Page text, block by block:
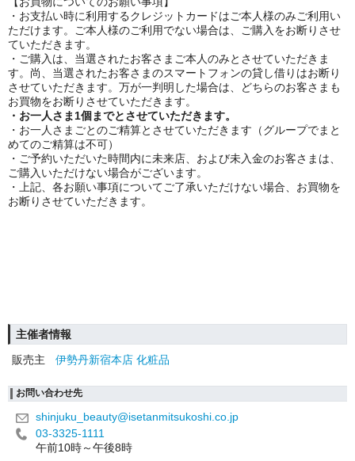
・お支払い時に利用するクレジットカードはご本人様のみご利用い
ただけます。ご本人様のご利用でない場合は、ご購入をお断りさせ
ていただきます。
・ご購入は、当選されたお客さまご本人のみとさせていただきま
す。尚、当選されたお客さまのスマートフォンの貸し借りはお断り
させていただきます。万が一判明した場合は、どちらのお客さまも
お買物をお断りさせていただきます。
・お一人さま1個までとさせていただきます。
・お一人さまごとのご精算とさせていただきます（グループでまと
めてのご精算は不可）
・ご予約いただいた時間内に未来店、および未入金のお客さまは、
ご購入いただけない場合がございます。
・上記、各お願い事項についてご了承いただけない場合、お買物を
お断りさせていただきます。
主催者情報
販売主
伊勢丹新宿本店 化粧品
お問い合わせ先
shinjuku_beauty@isetanmitsukoshi.co.jp
03-3325-1111
午前10時～午後8時